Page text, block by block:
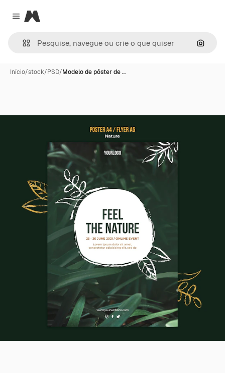
Close menu
Magnific
Início/stock/PSD/Modelo de pôster de …